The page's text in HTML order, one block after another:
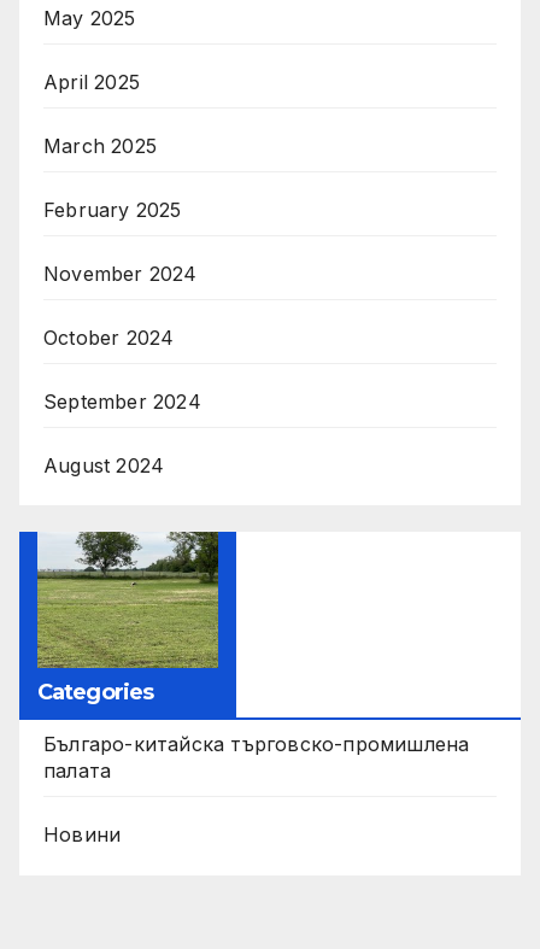
May 2025
April 2025
March 2025
February 2025
November 2024
October 2024
September 2024
August 2024
Categories
Българо-китайска търговско-промишлена
палата
Новини